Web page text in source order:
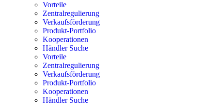
Vorteile
Zentralregulierung
Verkaufsförderung
Produkt-Portfolio
Kooperationen
Händler Suche
Vorteile
Zentralregulierung
Verkaufsförderung
Produkt-Portfolio
Kooperationen
Händler Suche